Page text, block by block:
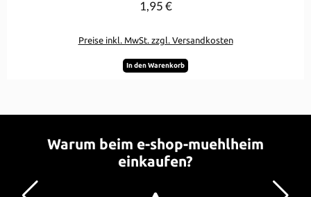
Regulärer Preis:
1,95 €
Preise inkl. MwSt. zzgl. Versandkosten
In den Warenkorb
Warum beim e-shop-muehlheim
einkaufen?